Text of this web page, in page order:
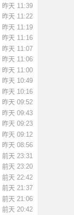
昨天 11:39
昨天 11:22
昨天 11:19
昨天 11:16
昨天 11:07
昨天 11:06
昨天 11:00
昨天 10:49
昨天 10:16
昨天 09:52
昨天 09:43
昨天 09:23
昨天 09:12
昨天 08:56
前天 23:31
前天 23:20
前天 22:42
前天 21:37
前天 21:06
前天 20:42